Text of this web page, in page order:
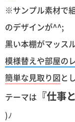
※サンプル素材で
のデザインが^^;
黒い本棚がマッス
模様替えや部屋の
簡単な見取り図と
テーマは 『仕事
)ﾉ